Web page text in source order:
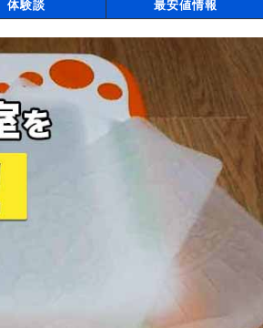
体験談 最安値情報